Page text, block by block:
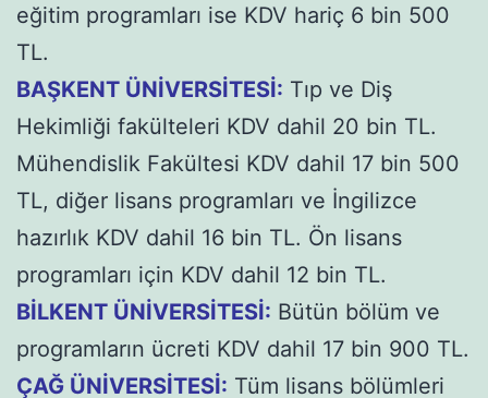
eğitim programları ise KDV hariç 6 bin 500
TL.
BAŞKENT ÜNİVERSİTESİ: Tıp ve Diş
Hekimliği fakülteleri KDV dahil 20 bin TL.
Mühendislik Fakültesi KDV dahil 17 bin 500
TL, diğer lisans programları ve İngilizce
hazırlık KDV dahil 16 bin TL. Ön lisans
programları için KDV dahil 12 bin TL.
BİLKENT ÜNİVERSİTESİ: Bütün bölüm ve
programların ücreti KDV dahil 17 bin 900 TL.
ÇAĞ ÜNİVERSİTESİ: Tüm lisans bölümleri